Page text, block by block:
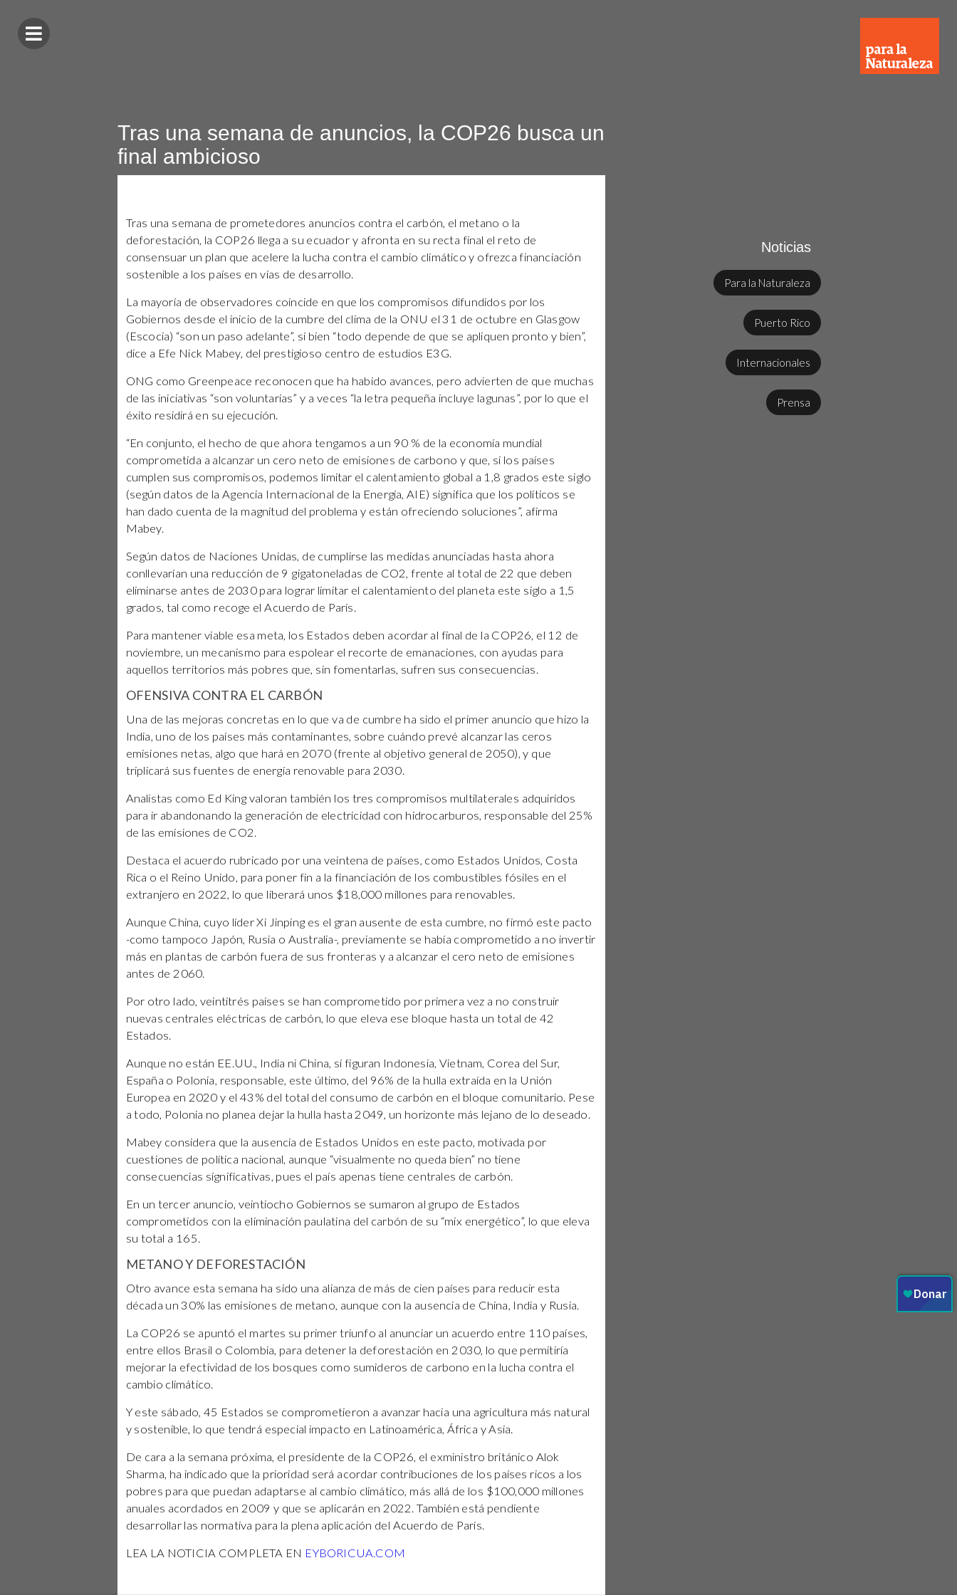
Tras una semana de anuncios, la COP26 busca un
final ambicioso
Tras una semana de prometedores anuncios contra el carbón, el metano o la
deforestación, la COP26 llega a su ecuador y afronta en su recta final el reto de
consensuar un plan que acelere la lucha contra el cambio climático y ofrezca financiación
sostenible a los países en vías de desarrollo.
La mayoría de observadores coincide en que los compromisos difundidos por los
Gobiernos desde el inicio de la cumbre del clima de la ONU el 31 de octubre en Glasgow
(Escocia) “son un paso adelante”, si bien “todo depende de que se apliquen pronto y bien”,
dice a Efe Nick Mabey, del prestigioso centro de estudios E3G.
ONG como Greenpeace reconocen que ha habido avances, pero advierten de que muchas
de las iniciativas “son voluntarias” y a veces “la letra pequeña incluye lagunas”, por lo que el
éxito residirá en su ejecución.
“En conjunto, el hecho de que ahora tengamos a un 90 % de la economía mundial
comprometida a alcanzar un cero neto de emisiones de carbono y que, si los países
cumplen sus compromisos, podemos limitar el calentamiento global a 1,8 grados este siglo
(según datos de la Agencia Internacional de la Energía, AIE) significa que los políticos se
han dado cuenta de la magnitud del problema y están ofreciendo soluciones”, afirma
Mabey.
Según datos de Naciones Unidas, de cumplirse las medidas anunciadas hasta ahora
conllevarían una reducción de 9 gigatoneladas de CO2, frente al total de 22 que deben
eliminarse antes de 2030 para lograr limitar el calentamiento del planeta este siglo a 1,5
grados, tal como recoge el Acuerdo de París.
Para mantener viable esa meta, los Estados deben acordar al final de la COP26, el 12 de
noviembre, un mecanismo para espolear el recorte de emanaciones, con ayudas para
aquellos territorios más pobres que, sin fomentarlas, sufren sus consecuencias.
OFENSIVA CONTRA EL CARBÓN
Una de las mejoras concretas en lo que va de cumbre ha sido el primer anuncio que hizo la
India, uno de los países más contaminantes, sobre cuándo prevé alcanzar las ceros
emisiones netas, algo que hará en 2070 (frente al objetivo general de 2050), y que
triplicará sus fuentes de energía renovable para 2030.
Analistas como Ed King valoran también los tres compromisos multilaterales adquiridos
para ir abandonando la generación de electricidad con hidrocarburos, responsable del 25%
de las emisiones de CO2.
Destaca el acuerdo rubricado por una veintena de países, como Estados Unidos, Costa
Rica o el Reino Unido, para poner fin a la financiación de los combustibles fósiles en el
extranjero en 2022, lo que liberará unos $18,000 millones para renovables.
Aunque China, cuyo líder Xi Jinping es el gran ausente de esta cumbre, no firmó este pacto
-como tampoco Japón, Rusia o Australia-, previamente se había comprometido a no invertir
más en plantas de carbón fuera de sus fronteras y a alcanzar el cero neto de emisiones
antes de 2060.
Por otro lado, veintitrés países se han comprometido por primera vez a no construir
nuevas centrales eléctricas de carbón, lo que eleva ese bloque hasta un total de 42
Estados.
Aunque no están EE.UU., India ni China, sí figuran Indonesia, Vietnam, Corea del Sur,
España o Polonia, responsable, este último, del 96% de la hulla extraída en la Unión
Europea en 2020 y el 43% del total del consumo de carbón en el bloque comunitario. Pese
a todo, Polonia no planea dejar la hulla hasta 2049, un horizonte más lejano de lo deseado.
Mabey considera que la ausencia de Estados Unidos en este pacto, motivada por
cuestiones de política nacional, aunque “visualmente no queda bien” no tiene
consecuencias significativas, pues el país apenas tiene centrales de carbón.
En un tercer anuncio, veintiocho Gobiernos se sumaron al grupo de Estados
comprometidos con la eliminación paulatina del carbón de su “mix energético”, lo que eleva
su total a 165.
METANO Y DEFORESTACIÓN
Otro avance esta semana ha sido una alianza de más de cien países para reducir esta
década un 30% las emisiones de metano, aunque con la ausencia de China, India y Rusia.
La COP26 se apuntó el martes su primer triunfo al anunciar un acuerdo entre 110 países,
entre ellos Brasil o Colombia, para detener la deforestación en 2030, lo que permitiría
mejorar la efectividad de los bosques como sumideros de carbono en la lucha contra el
cambio climático.
Y este sábado, 45 Estados se comprometieron a avanzar hacia una agricultura más natural
y sostenible, lo que tendrá especial impacto en Latinoamérica, África y Asia.
De cara a la semana próxima, el presidente de la COP26, el exministro británico Alok
Sharma, ha indicado que la prioridad será acordar contribuciones de los países ricos a los
pobres para que puedan adaptarse al cambio climático, más allá de los $100,000 millones
anuales acordados en 2009 y que se aplicarán en 2022. También está pendiente
desarrollar las normativa para la plena aplicación del Acuerdo de París.
LEA LA NOTICIA COMPLETA EN EYBORICUA.COM
Noticias
Para la Naturaleza
Puerto Rico
Internacionales
Prensa